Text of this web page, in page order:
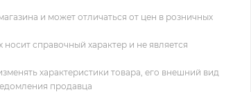
и может отличаться от цен в розничных
справочный характер и не является
характеристики товара, его внешний вид
продавца